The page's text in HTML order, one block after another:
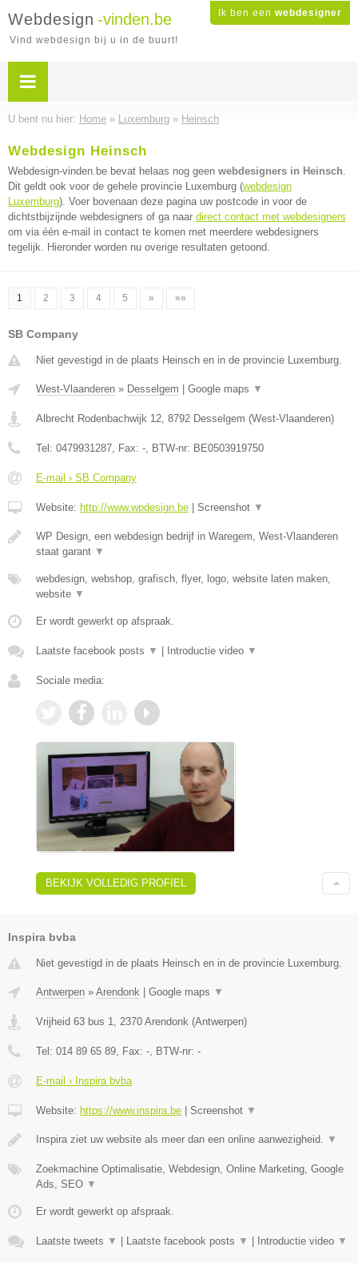
Ik ben een webdesigner
Webdesign -vinden.be
Vind webdesign bij u in de buurt!
U bent nu hier: Home » Luxemburg » Heinsch
Webdesign Heinsch
Webdesign-vinden.be bevat helaas nog geen webdesigners in Heinsch.
Dit geldt ook voor de gehele provincie Luxemburg (webdesign
Luxemburg). Voer bovenaan deze pagina uw postcode in voor de
dichtstbijzijnde webdesigners of ga naar direct contact met webdesigners
om via één e-mail in contact te komen met meerdere webdesigners
tegelijk. Hieronder worden nu overige resultaten getoond.
1 2 3 4 5 » »»
SB Company
Niet gevestigd in de plaats Heinsch en in de provincie Luxemburg.
West-Vlaanderen » Desselgem Google maps ▼
Albrecht Rodenbachwijk 12, 8792 Desselgem (West-Vlaanderen)
Tel: 0479931287, Fax: -, BTW-nr: BE0503919750
E-mail › SB Company
Website: http://www.wpdesign.be Screenshot ▼
WP Design, een webdesign bedrijf in Waregem, West-Vlaanderen
staat garant ▼
webdesign, webshop, grafisch, flyer, logo, website laten maken,
website ▼
Er wordt gewerkt op afspraak.
Laatste facebook posts ▼ Introductie video ▼
Sociale media:
BEKIJK VOLLEDIG PROFIEL
Inspira bvba
Niet gevestigd in de plaats Heinsch en in de provincie Luxemburg.
Antwerpen » Arendonk Google maps ▼
Vrijheid 63 bus 1 2370 Arendonk (Antwerpen)
Tel: 014 89 65 89 , Fax: - , BTW-nr: -
E-mail › Inspira bvba
Website: https://www.inspira.be Screenshot ▼
Inspira ziet uw website als meer dan een online aanwezigheid. ▼
Zoekmachine Optimalisatie, Webdesign, Online Marketing, Google
Ads, SEO ▼
Er wordt gewerkt op afspraak.
Laatste tweets ▼ Laatste facebook posts ▼ Introductie video ▼